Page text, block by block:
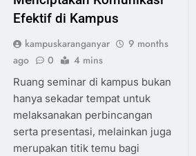
Efektif di Kampus
kampuskaranganyar
9 months
ago
0 4 mins
Ruang seminar di kampus bukan
hanya sekadar tempat untuk
melaksanakan perbincangan
serta presentasi, melainkan juga
merupakan titik temu bagi